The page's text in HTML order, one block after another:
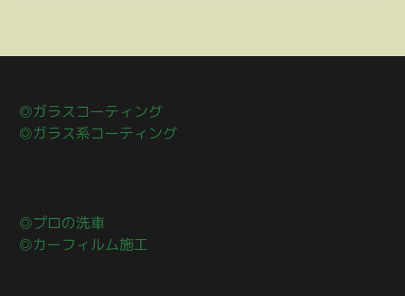
◎ガラスコーティング
◎ガラス系コーティング
◎プロの洗車
◎カーフィルム施工